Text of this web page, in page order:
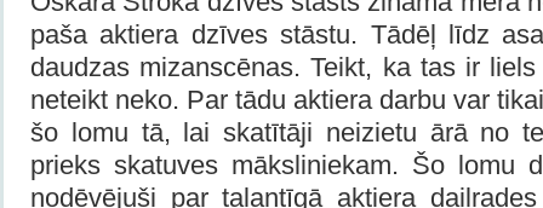
paša aktiera dzīves stāstu. Tādēļ līdz
daudzas mizanscēnas. Teikt, ka tas ir
neteikt neko. Par tādu aktiera darbu var
šo lomu tā, lai skatītāji neizietu ārā no
prieks skatuves māksliniekam. Šo lomu
nodēvējuši par talantīgā aktiera